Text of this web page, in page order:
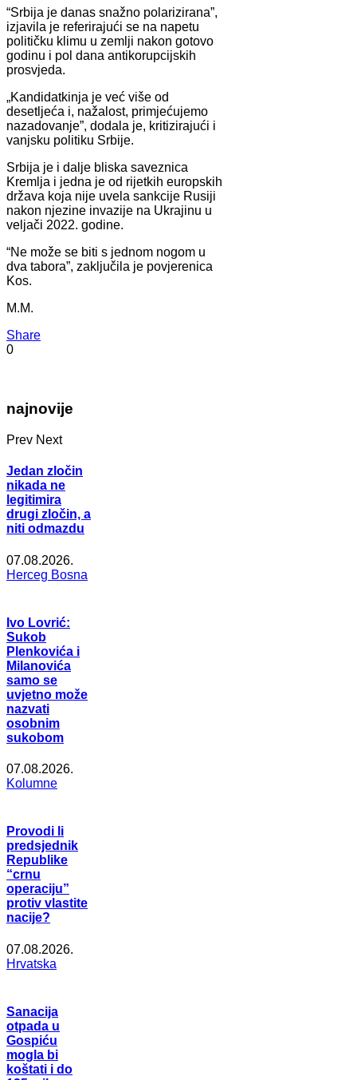
“Srbija je danas snažno polarizirana”,
izjavila je referirajući se na napetu
političku klimu u zemlji nakon gotovo
godinu i pol dana antikorupcijskih
prosvjeda.
„Kandidatkinja je već više od
desetljeća i, nažalost, primjećujemo
nazadovanje”, dodala je, kritizirajući i
vanjsku politiku Srbije.
Srbija je i dalje bliska saveznica
Kremlja i jedna je od rijetkih europskih
država koja nije uvela sankcije Rusiji
nakon njezine invazije na Ukrajinu u
veljači 2022. godine.
“Ne može se biti s jednom nogom u
dva tabora”, zaključila je povjerenica
Kos.
M.M.
Share
0
najnovije
Prev Next
Jedan zločin
nikada ne
legitimira
drugi zločin, a
niti odmazdu
07.08.2026.
Herceg Bosna
Ivo Lovrić:
Sukob
Plenkovića i
Milanovića
samo se
uvjetno može
nazvati
osobnim
sukobom
07.08.2026.
Kolumne
Provodi li
predsjednik
Republike
“crnu
operaciju”
protiv vlastite
nacije?
07.08.2026.
Hrvatska
Sanacija
otpada u
Gospiću
mogla bi
koštati i do